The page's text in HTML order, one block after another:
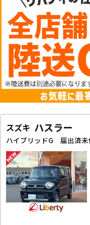
スズキ ハスラー